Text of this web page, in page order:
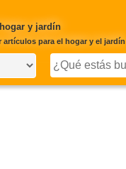
y jardín
para el hogar y el jardín